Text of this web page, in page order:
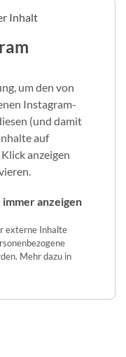
Inhalt
um den von
Instagram-
(und damit
auf
anzeigen
anzeigen
externe Inhalte
Mehr dazu in